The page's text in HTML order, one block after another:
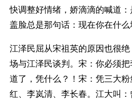
快调整好情绪，娇滴滴的喊道
盖脸总是那句话：现在你在什么
江泽民屈从宋祖英的原因也很
场与江泽民谈判。宋：你必须
道了，凭什么？！宋：凭三大
红、李岚清、李长春。江大叫